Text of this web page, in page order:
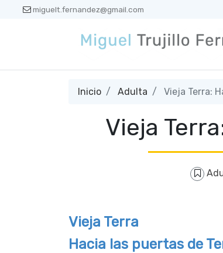
miguelt.fernandez@gmail.com
Inicio Adulta Vieja Terra:
Vieja
Vieja Terra
Hacia las puertas de